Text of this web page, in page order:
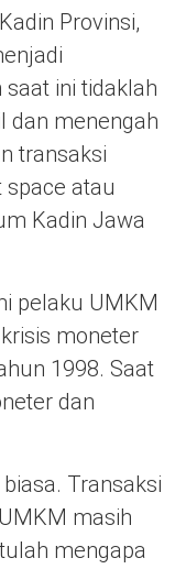
Provinsi,
ini tidaklah
dan menengah
transaksi
atau
Kadin Jawa
pelaku UMKM
moneter
1998. Saat
dan
Transaksi
masih
mengapa